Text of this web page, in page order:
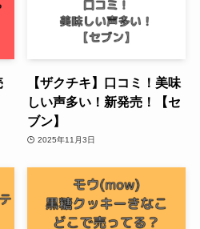
【ザクチキ】口コミ！美味
しい声多い！新発売！【セ
ブン】
2025年11月3日